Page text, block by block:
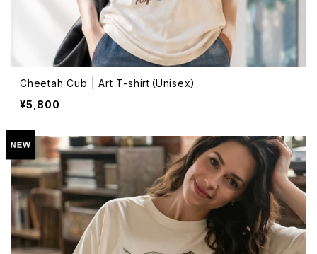
Cheetah Cub | Art T-shirt（Unisex）
¥5,800